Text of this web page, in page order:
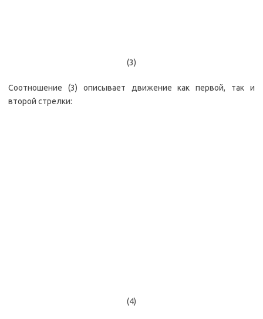
(3)
Соотношение (3) описывает движение как первой, так и
второй стрелки:
(4)